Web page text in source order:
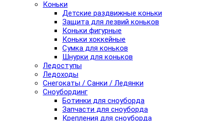
Коньки
Детские раздвижные коньки
Защита для лезвий коньков
Коньки фигурные
Коньки хоккейные
Сумка для коньков
Шнурки для коньков
Ледоступы
Ледоходы
Снегокаты / Санки / Ледянки
Сноубординг
Ботинки для сноуборда
Запчасти для сноуборда
Крепления для сноуборда